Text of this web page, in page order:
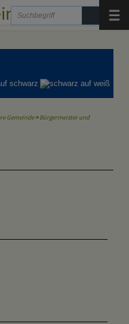
springen.
Gemeinde Weißensberg
Gemeinde>Bürgermeister und